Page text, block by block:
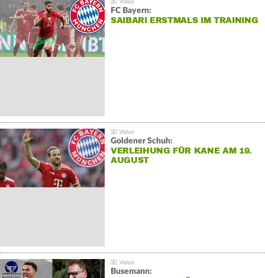
FC Bayern:
SAIBARI ERSTMALS IM TRAINING
Goldener Schuh:
VERLEIHUNG FÜR KANE AM 19.
AUGUST
Busemann: